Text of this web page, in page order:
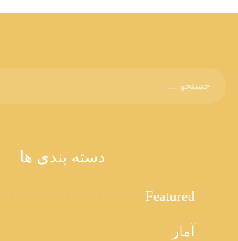
دسته بندی ها
Featured
آمار